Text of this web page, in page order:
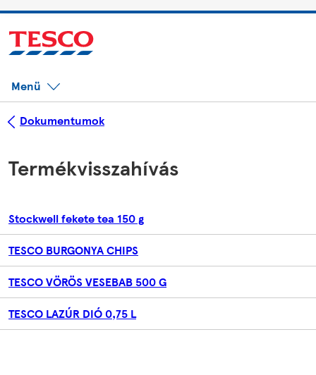
Menü
Dokumentumok
Termékvisszahívás
Stockwell fekete tea 150 g
TESCO BURGONYA CHIPS
TESCO VÖRÖS VESEBAB 500 G
TESCO LAZÚR DIÓ 0,75 L